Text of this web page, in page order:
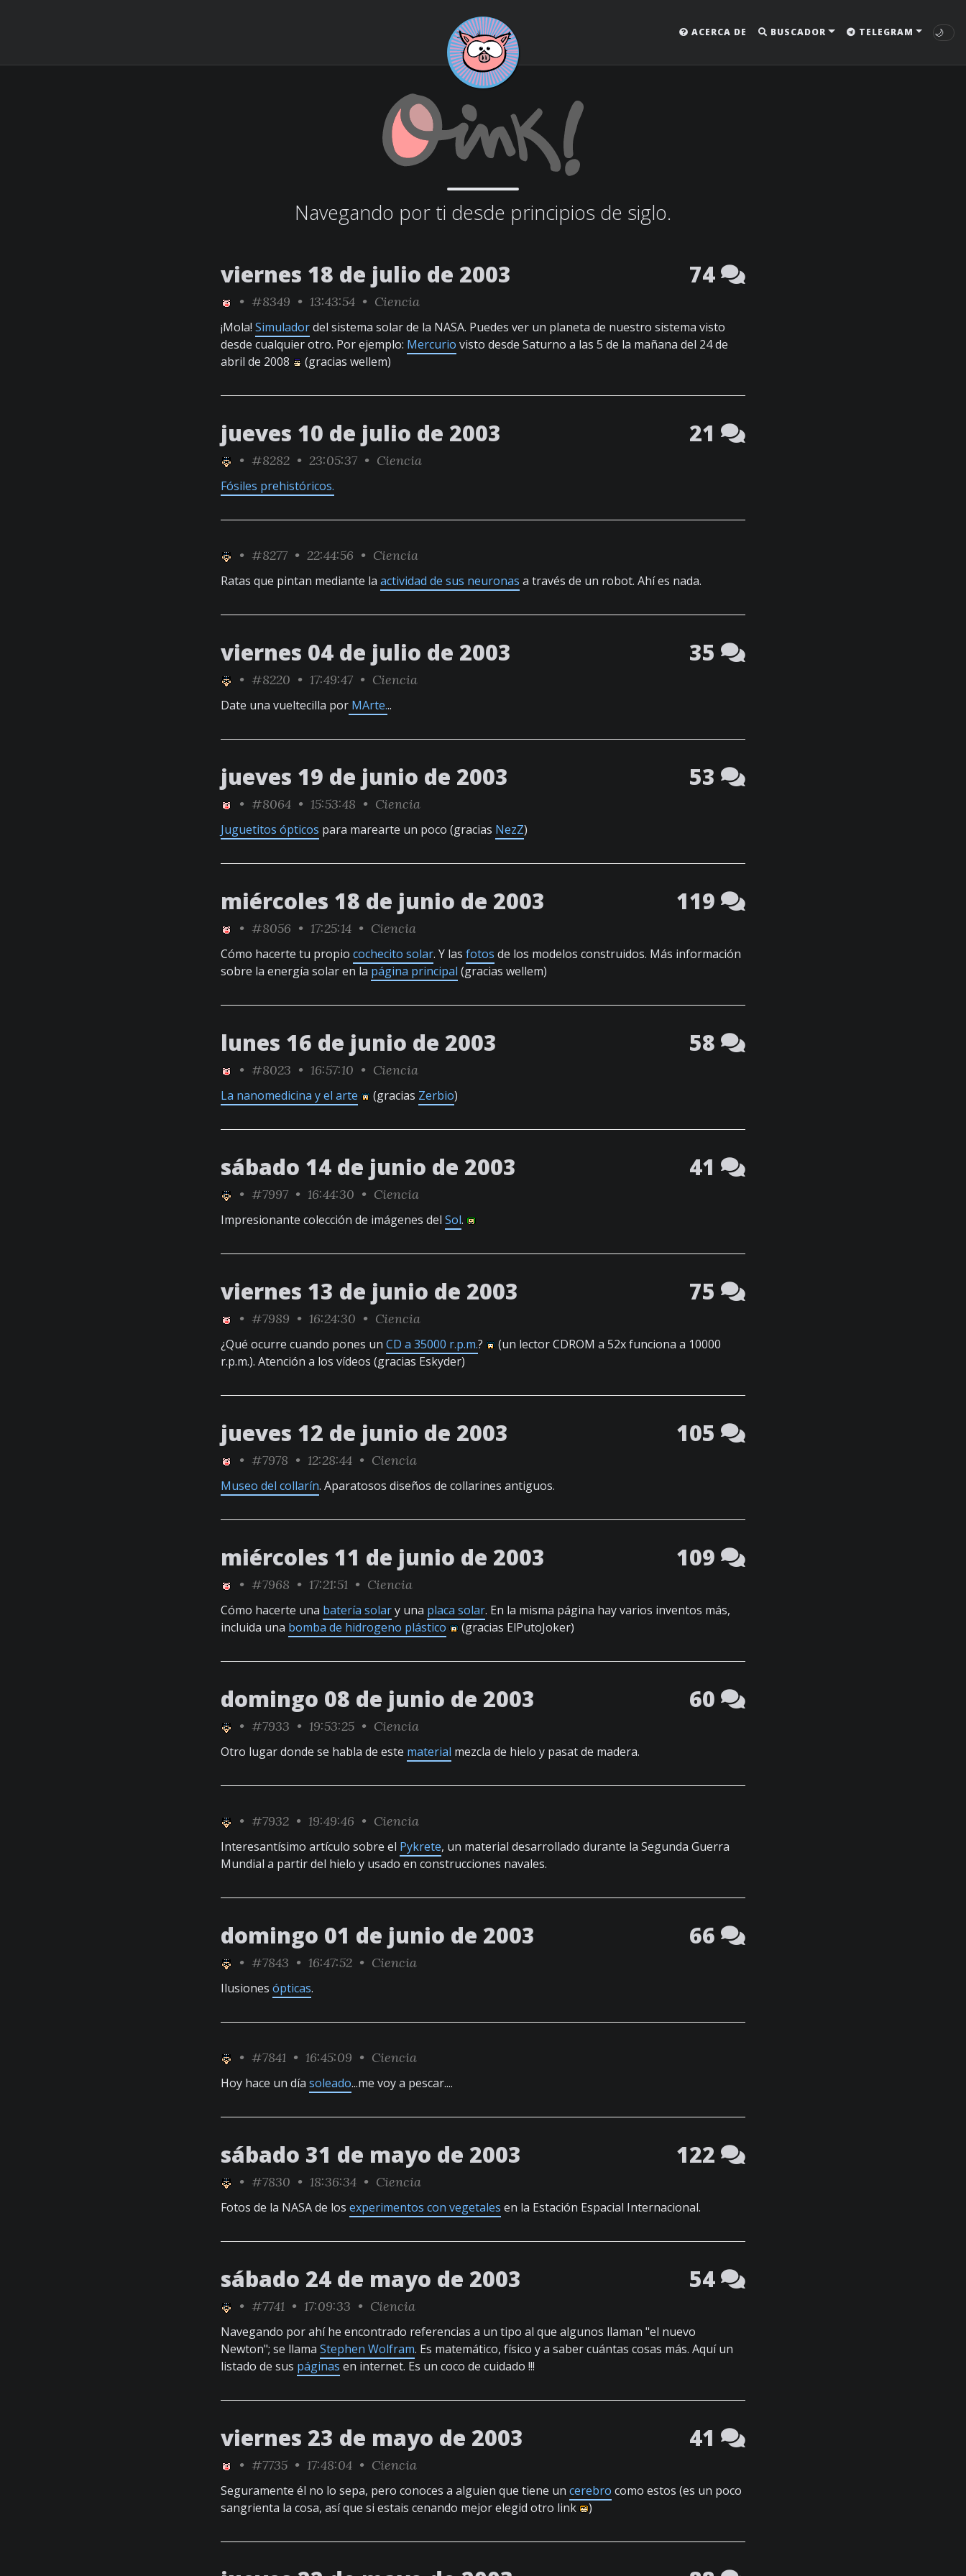
ACERCA DE BUSCADOR TELEGRAM 🌙
Navegando por ti desde principios de siglo.
viernes 18 de julio de 2003 74
• #8349 • 13:43:54 • Ciencia
¡Mola! Simuladordel sistema solar de la NASA. Puedes ver un planeta de nuestro sistema visto
desde cualquier otro. Por ejemplo: Mercurio visto desde Saturno a las 5 de la mañana del 24 de
abril de 2008
(gracias wellem)
jueves 10 de julio de 2003 21
• #8282 • 23:05:37 • Ciencia
Fósiles prehistóricos.
• #8277 • 22:44:56 • Ciencia
Ratas que pintan mediante la actividad de sus neuronas a través de un robot. Ahí es nada.
viernes 04 de julio de 2003 35
• #8220 • 17:49:47 • Ciencia
Date una vueltecilla por MArte...
jueves 19 de junio de 2003 53
• #8064 • 15:53:48 • Ciencia
Juguetitos ópticos para marearte un poco (gracias NezZ)
miércoles 18 de junio de 2003 119
• #8056 • 17:25:14 • Ciencia
Cómo hacerte tu propio cochecito solar. Y las fotos de los modelos construidos. Más información
sobre la energía solar en la página principal (gracias wellem)
lunes 16 de junio de 2003 58
• #8023 • 16:57:10 • Ciencia
La nanomedicina y el arte (gracias Zerbio)
sábado 14 de junio de 2003 41
• #7997 • 16:44:30 • Ciencia
Impresionante colección de imágenes del Sol.
viernes 13 de junio de 2003 75
• #7989 • 16:24:30 • Ciencia
¿Qué ocurre cuando pones un CD a 35000 r.p.m.?
(un lector CDROM a 52x funciona a 10000
r.p.m.). Atención a los vídeos (gracias Eskyder)
jueves 12 de junio de 2003 105
• #7978 • 12:28:44 • Ciencia
Museo del collarín. Aparatosos diseños de collarines antiguos.
miércoles 11 de junio de 2003 109
• #7968 • 17:21:51 • Ciencia
Cómo hacerte una batería solary una placa solar. En la misma página hay varios inventos más,
incluida una bomba de hidrogeno plástico (gracias ElPutoJoker)
domingo 08 de junio de 2003 60
• #7933 • 19:53:25 • Ciencia
Otro lugar donde se habla de este material mezcla de hielo y pasat de madera.
• #7932 • 19:49:46 • Ciencia
Interesantísimo artículo sobre el Pykrete, un material desarrollado durante la Segunda Guerra
Mundial a partir del hielo y usado en construcciones navales.
domingo 01 de junio de 2003 66
• #7843 • 16:47:52 • Ciencia
Ilusiones ópticas.
• #7841 • 16:45:09 • Ciencia
Hoy hace un día soleado...me voy a pescar....
sábado 31 de mayo de 2003 122
• #7830 • 18:36:34 • Ciencia
Fotos de la NASA de los experimentos con vegetales en la Estación Espacial Internacional.
sábado 24 de mayo de 2003 54
• #7741 • 17:09:33 • Ciencia
Navegando por ahí he encontrado referencias a un tipo al que algunos llaman "el nuevo
Newton"; se llama Stephen Wolfram. Es matemático, físico y a saber cuántas cosas más. Aquí un
listado de sus páginas en internet. Es un coco de cuidado !!!
viernes 23 de mayo de 2003 41
• #7735 • 17:48:04 • Ciencia
Seguramente él no lo sepa, pero conoces a alguien que tiene un cerebro como estos (es un poco
sangrienta la cosa, así que si estais cenando mejor elegid otro link
)